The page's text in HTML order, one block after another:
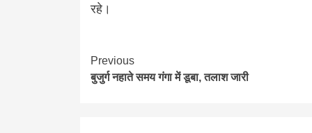
रहे।
Continue
Reading
Previous
बुजुर्ग नहाते समय गंगा में डूबा, तलाश जारी